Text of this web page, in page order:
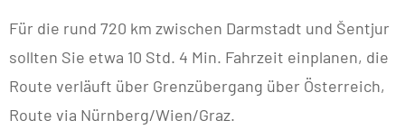
Für die rund 720 km zwischen Darmstadt und Šentjur
sollten Sie etwa 10 Std. 4 Min. Fahrzeit einplanen, die
Route verläuft über Grenzübergang über Österreich,
Route via Nürnberg/Wien/Graz.